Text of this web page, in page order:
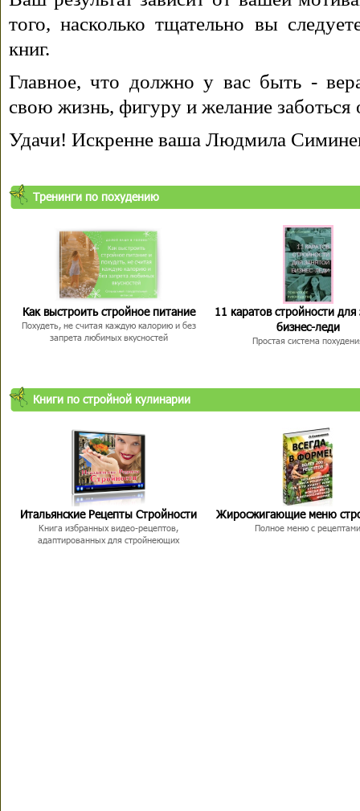
того, насколько тщательно вы
книг.
Главное, что должно у вас быть -
свою жизнь, фигуру и желание заботься
Удачи! Искренне ваша Людмила
Тренинги по похудению
Как выстроить стройное питание
Похудеть, не считая каждую калорию и без
запрета любимых вкусностей
11 каратов стройности для
бизнес-леди
Простая система
Книги по стройной кулинарии
Итальянские Рецепты Стройности
Книга избранных видео-рецептов,
адаптированных для стройнеющих
Жиросжигающие меню
Полное меню с рецептами